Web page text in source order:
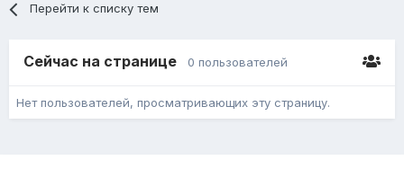
Перейти к списку тем
Сейчас на странице 0 пользователей
Нет пользователей, просматривающих эту страницу.